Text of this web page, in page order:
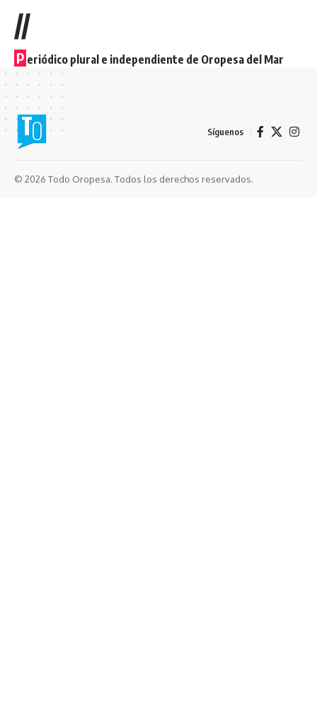
//
P eriódico plural e independiente de Oropesa del Mar
Síguenos
© 2026 Todo Oropesa. Todos los derechos reservados.